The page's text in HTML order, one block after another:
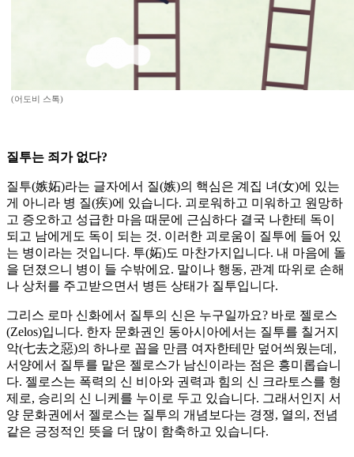
(어도비 스톡)
질투는 죄가 없다?
질투(嫉妬)라는 글자에서 질(嫉)의 핵심은 계집 녀(女)에 있는
게 아니라 병 질(疾)에 있습니다. 괴로워하고 미워하고 원망하
고 증오하고 성급한 마음 때문에 근심하다 결국 나한테 독이
되고 남에게도 독이 되는 것. 이러한 괴로움이 질투에 들어 있
는 병이라는 것입니다. 투(妬)도 마찬가지입니다. 내 마음에 돌
을 던졌으니 병이 들 수밖에요. 말이나 행동, 관계 따위로 손해
나 상처를 주고받으면서 병든 상태가 질투입니다.
그리스 로마 신화에서 질투의 신은 누구일까요? 바로 젤로스
(Zelos)입니다. 한자 문화권인 동아시아에서는 질투를 칠거지
악(七去之惡)의 하나로 꼽을 만큼 여자한테만 덮어씌웠는데,
서양에서 질투를 맡은 젤로스가 남신이라는 점은 흥미롭습니
다. 젤로스는 폭력의 신 비아와 권력과 힘의 신 크라토스를 형
제로, 승리의 신 니케를 누이로 두고 있습니다. 그래서인지 서
양 문화권에서 젤로스는 질투의 개념보다는 경쟁, 열의, 전념
같은 긍정적인 뜻을 더 많이 함축하고 있습니다.